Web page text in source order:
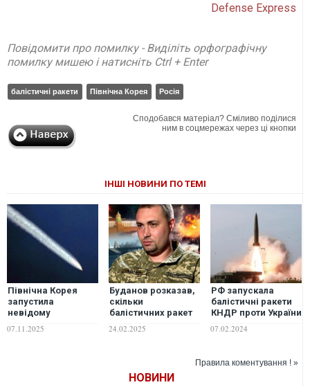
Defense Express
Повідомити про помилку - Виділіть орфографічну
помилку мишею і натисніть Ctrl + Enter
балістичні ракети Північна Корея Росія
Сподобався матеріал? Сміливо поділися
ним в соцмережах через ці кнопки
ІНШІ НОВИНИ ПО ТЕМІ
Північна Корея
запустила
невідому
балістичну ракету в
напрямку
07.11.2025
Буданов розказав,
скільки
балістичних ракет
планує Північна
Корея передати
24.02.2025
РФ запускала
балістичні ракети
КНДР проти України
дев'ять разів, –
США в ООН
07.02.2024
Правила коментування ! »
НОВИНИ